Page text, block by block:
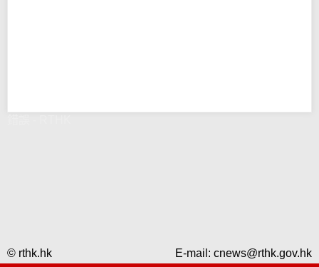
© rthk.hk E-mail: cnews@rthk.gov.hk